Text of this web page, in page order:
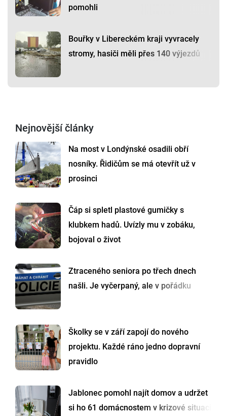
pomohli
Bouřky v Libereckém kraji vyvracely
stromy, hasiči měli přes 140 výjezdů
Nejnovější články
Na most v Londýnské osadili obří
nosníky. Řidičům se má otevřít už v
prosinci
Čáp si spletl plastové gumičky s
klubkem hadů. Uvízly mu v zobáku,
bojoval o život
Ztraceného seniora po třech dnech
našli. Je vyčerpaný, ale v pořádku
Školky se v září zapojí do nového
projektu. Každé ráno jedno dopravní
pravidlo
Jablonec pomohl najít domov a udržet
si ho 61 domácnostem v krizové situaci